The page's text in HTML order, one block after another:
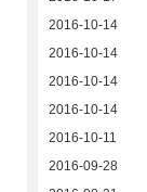
2016-10-14
2016-10-14
2016-10-14
2016-10-14
2016-10-11
2016-09-28